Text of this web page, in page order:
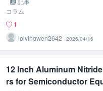
レポート 2026-2032
コラム
1
lpiyingwen2642
2026/04/16
12 Inch Aluminum
rs for Semiconductor